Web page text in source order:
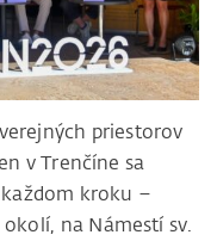
priestorov
v Trenčíne sa
kroku –
na Námestí sv.